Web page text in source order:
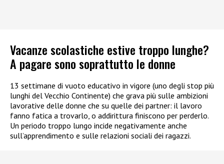
Vacanze scolastiche estive troppo lunghe?
A pagare sono soprattutto le donne
13 settimane di vuoto educativo in vigore (uno degli stop più
lunghi del Vecchio Continente) che grava più sulle ambizioni
lavorative delle donne che su quelle dei partner: il lavoro
fanno fatica a trovarlo, o addirittura finiscono per perderlo.
Un periodo troppo lungo incide negativamente anche
sull’apprendimento e sulle relazioni sociali dei ragazzi.